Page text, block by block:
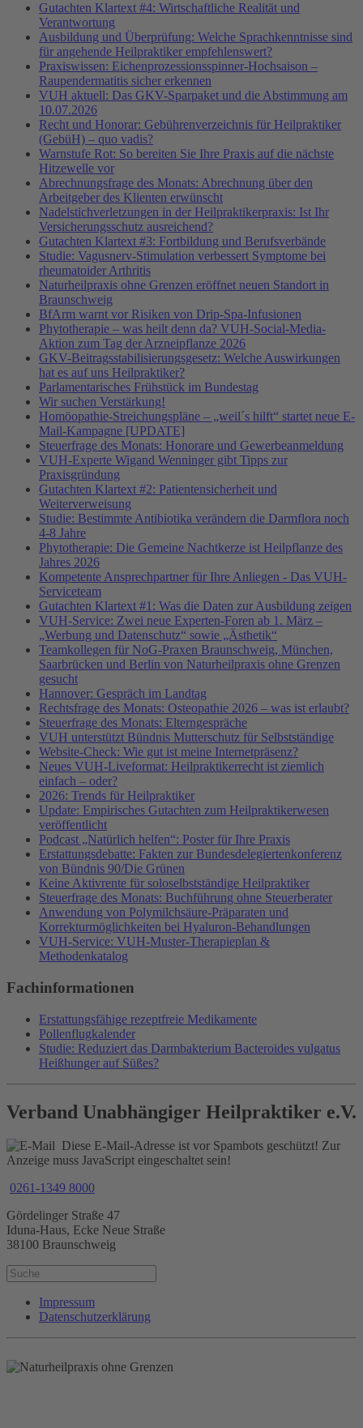
Gutachten Klartext #4: Wirtschaftliche Realität und
Verantwortung
Ausbildung und Überprüfung: Welche Sprachkenntnisse sind
für angehende Heilpraktiker empfehlenswert?
Praxiswissen: Eichenprozessionsspinner-Hochsaison –
Raupendermatitis sicher erkennen
VUH aktuell: Das GKV-Sparpaket und die Abstimmung am
10.07.2026
Recht und Honorar: Gebührenverzeichnis für Heilpraktiker
(GebüH) – quo vadis?
Warnstufe Rot: So bereiten Sie Ihre Praxis auf die nächste
Hitzewelle vor
Abrechnungsfrage des Monats: Abrechnung über den
Arbeitgeber des Klienten erwünscht
Nadelstichverletzungen in der Heilpraktikerpraxis: Ist Ihr
Versicherungsschutz ausreichend?
Gutachten Klartext #3: Fortbildung und Berufsverbände
Studie: Vagusnerv-Stimulation verbessert Symptome bei
rheumatoider Arthritis
Naturheilpraxis ohne Grenzen eröffnet neuen Standort in
Braunschweig
BfArm warnt vor Risiken von Drip-Spa-Infusionen
Phytotherapie – was heilt denn da? VUH-Social-Media-
Aktion zum Tag der Arzneipflanze 2026
GKV-Beitragsstabilisierungsgesetz: Welche Auswirkungen
hat es auf uns Heilpraktiker?
Parlamentarisches Frühstück im Bundestag
Wir suchen Verstärkung!
Homöopathie-Streichungspläne – „weil´s hilft“ startet neue E-
Mail-Kampagne [UPDATE]
Steuerfrage des Monats: Honorare und Gewerbeanmeldung
VUH-Experte Wigand Wenninger gibt Tipps zur
Praxisgründung
Gutachten Klartext #2: Patientensicherheit und
Weiterverweisung
Studie: Bestimmte Antibiotika verändern die Darmflora noch
4-8 Jahre
Phytotherapie: Die Gemeine Nachtkerze ist Heilpflanze des
Jahres 2026
Kompetente Ansprechpartner für Ihre Anliegen - Das VUH-
Serviceteam
Gutachten Klartext #1: Was die Daten zur Ausbildung zeigen
VUH-Service: Zwei neue Experten-Foren ab 1. März –
„Werbung und Datenschutz“ sowie „Ästhetik“
Teamkollegen für NoG-Praxen Braunschweig, München,
Saarbrücken und Berlin von Naturheilpraxis ohne Grenzen
gesucht
Hannover: Gespräch im Landtag
Rechtsfrage des Monats: Osteopathie 2026 – was ist erlaubt?
Steuerfrage des Monats: Elterngespräche
VUH unterstützt Bündnis Mutterschutz für Selbstständige
Website-Check: Wie gut ist meine Internetpräsenz?
Neues VUH-Liveformat: Heilpraktikerrecht ist ziemlich
einfach – oder?
2026: Trends für Heilpraktiker
Update: Empirisches Gutachten zum Heilpraktikerwesen
veröffentlicht
Podcast „Natürlich helfen“: Poster für Ihre Praxis
Erstattungsdebatte: Fakten zur Bundesdelegiertenkonferenz
von Bündnis 90/Die Grünen
Keine Aktivrente für soloselbstständige Heilpraktiker
Steuerfrage des Monats: Buchführung ohne Steuerberater
Anwendung von Polymilchsäure-Präparaten und
Korrekturmöglichkeiten bei Hyaluron-Behandlungen
VUH-Service: VUH-Muster-Therapieplan &
Methodenkatalog
Fachinformationen
Erstattungsfähige rezeptfreie Medikamente
Pollenflugkalender
Studie: Reduziert das Darmbakterium Bacteroides vulgatus
Heißhunger auf Süßes?
Verband Unabhängiger Heilpraktiker e.V.
Diese E-Mail-Adresse ist vor Spambots geschützt! Zur
Anzeige muss JavaScript eingeschaltet sein!
0261-1349 8000
Gördelinger Straße 47
Iduna-Haus, Ecke Neue Straße
38100 Braunschweig
Impressum
Datenschutzerklärung